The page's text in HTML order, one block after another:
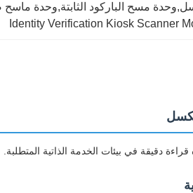
Identity Verification Kiosk Scanner
دقيقة في بيئات الخدمة الذاتية المتطلبة.